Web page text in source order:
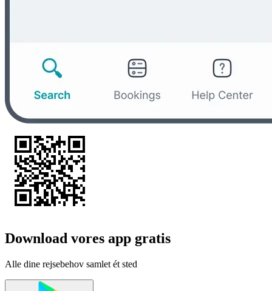
Download vores app gratis
Alle dine rejsebehov samlet ét sted